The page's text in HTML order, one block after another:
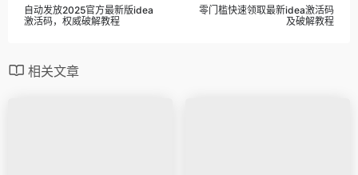
自动发放2025官方最新版idea
激活码，权威破解教程
零门槛快速领取最新idea激活码
及破解教程
相关文章